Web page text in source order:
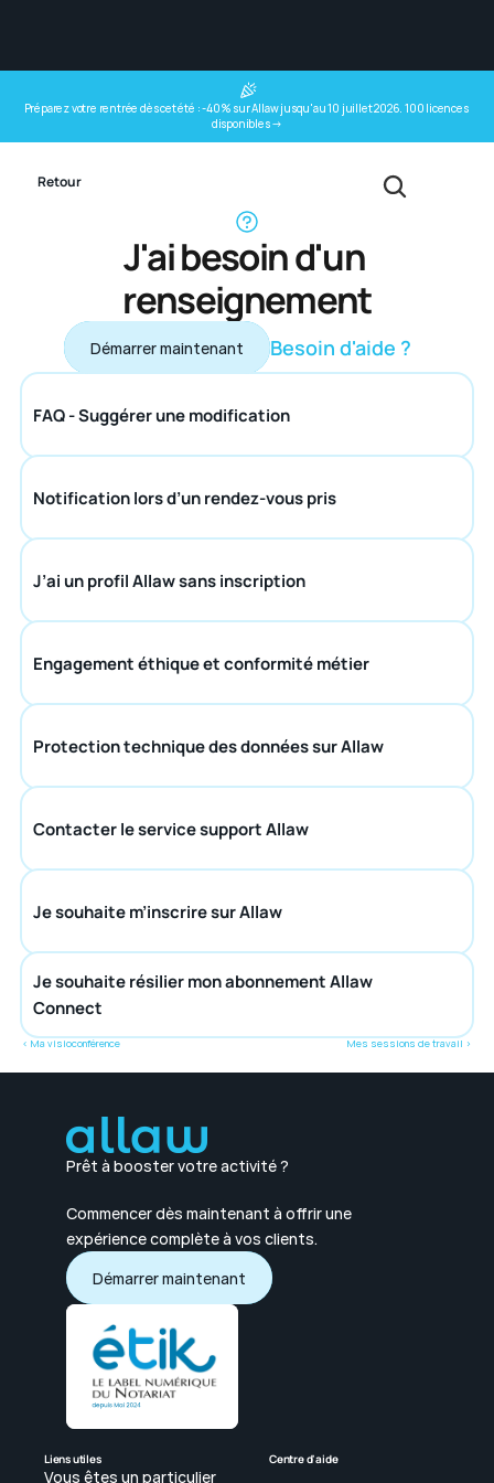
Préparez votre rentrée dès cet été : -40% sur Allaw jusqu'au 10 juillet 2026. 100 licences
disponibles →
Retour
J'ai besoin d'un
renseignement
Démarrer maintenant
Démarrer maintenant Besoin d'aide ?
FAQ - Suggérer une modification
Notification lors d’un rendez-vous pris
J’ai un profil Allaw sans inscription
Engagement éthique et conformité métier
Protection technique des données sur Allaw
Contacter le service support Allaw
Je souhaite m’inscrire sur Allaw
Je souhaite résilier mon abonnement Allaw
Connect
‹ Ma visioconférence Mes sessions de travail ›
Prêt à booster votre activité ?
Commencer dès maintenant à offrir une
expérience complète à vos clients.
Démarrer maintenant
Démarrer maintenant
Liens utiles
Vous êtes un particulier
Centre d'aide